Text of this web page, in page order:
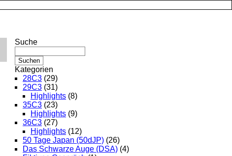
Suche
Kategorien
28C3 (29)
29C3 (31)
Highlights (8)
35C3 (23)
Highlights (9)
36C3 (27)
Highlights (12)
50 Tage Japan (50dJP) (26)
Das Schwarze Auge (DSA) (4)